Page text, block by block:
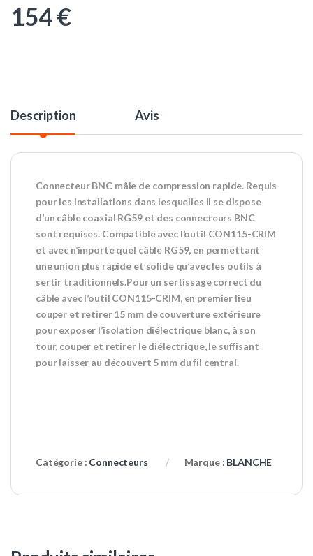
154€
Description Avis
Connecteur BNC mâle de compression rapide. Requis
pour les installations dans lesquelles il se dispose
d’un câble coaxial RG59 et des connecteurs BNC
sont requises. Compatible avec l’outil CON115-CRIM
et avec n’importe quel câble RG59, en permettant
une union plus rapide et solide qu’avec les outils à
sertir traditionnels.Pour un sertissage correct du
câble avec l’outil CON115-CRIM, en premier lieu
couper et retirer 15 mm de couverture extérieure
pour exposer l’isolation diélectrique blanc, à son
tour, couper et retirer le diélectrique, le suffisant
pour laisser au découvert 5 mm du fil central.
Catégorie : Connecteurs Marque : BLANCHE